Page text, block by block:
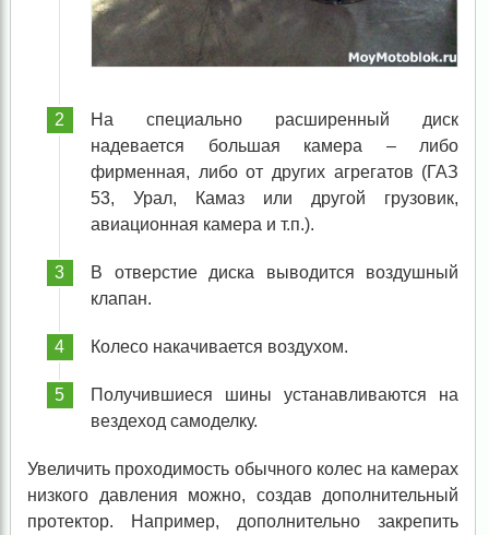
На специально расширенный диск
надевается большая камера – либо
фирменная, либо от других агрегатов (ГАЗ
53, Урал, Камаз или другой грузовик,
авиационная камера и т.п.).
В отверстие диска выводится воздушный
клапан.
Колесо накачивается воздухом.
Получившиеся шины устанавливаются на
вездеход самоделку.
Увеличить проходимость обычного колес на камерах
низкого давления можно, создав дополнительный
протектор. Например, дополнительно закрепить